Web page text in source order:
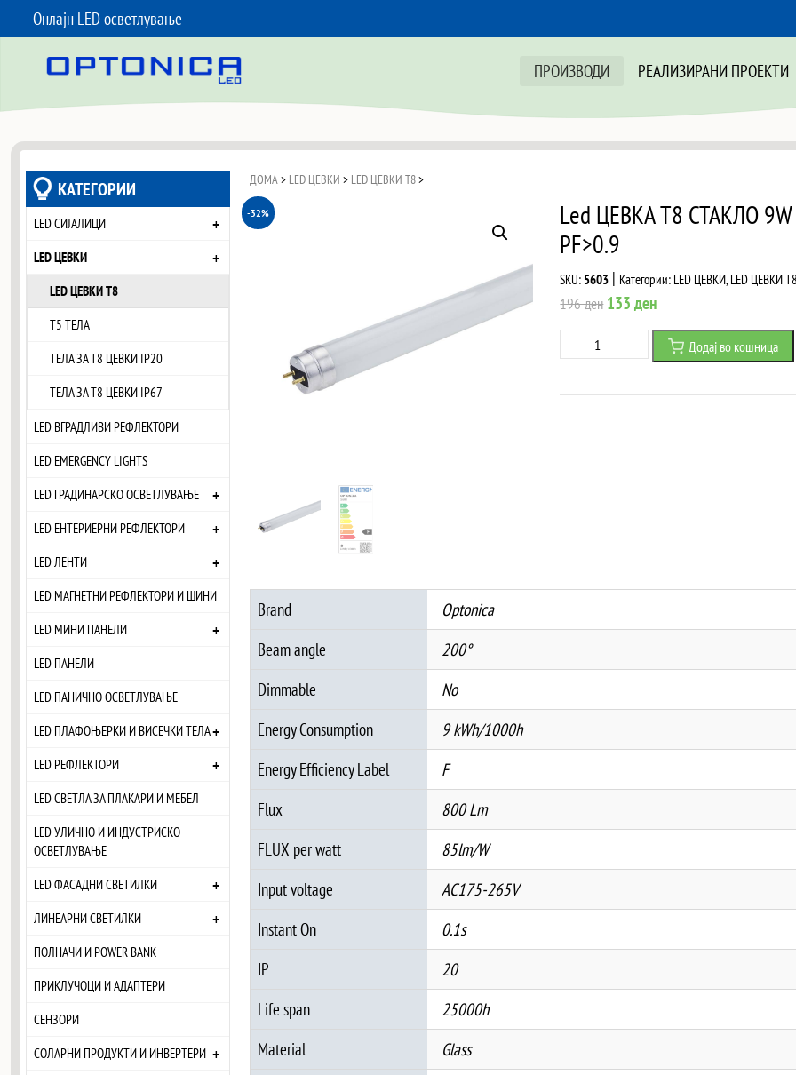
Онлајн LED осветлување
ПРОИЗВОДИ
РЕАЛИЗИРАНИ ПРОЕКТИ
КАТЕГОРИИ
LED СИЈАЛИЦИ +
LED ЦЕВКИ
LED ЦЕВКИ T8
T5 ТЕЛА
ТЕЛА ЗА Т8 ЦЕВКИ IP20
ТЕЛА ЗА Т8 ЦЕВКИ IP67
+
LED ВГРАДЛИВИ РЕФЛЕКТОРИ
LED EMERGENCY LIGHTS
LED ГРАДИНАРСКО ОСВЕТЛУВАЊЕ
+
LED ЕНТЕРИЕРНИ РЕФЛЕКТОРИ +
LED ЛЕНТИ +
LED МАГНЕТНИ РЕФЛЕКТОРИ И ШИНИ
LED МИНИ ПАНЕЛИ
+
LED ПАНЕЛИ
LED ПАНИЧНО ОСВЕТЛУВАЊЕ
LED ПЛАФОЊЕРКИ И ВИСЕЧКИ ТЕЛА+
LED РЕФЛЕКТОРИ +
LED СВЕТЛА ЗА ПЛАКАРИ И МЕБЕЛ
LED УЛИЧНО И ИНДУСТРИСКО
ОСВЕТЛУВАЊЕ
LED ФАСАДНИ СВЕТИЛКИ
+
ЛИНЕАРНИ СВЕТИЛКИ +
ПОЛНАЧИ И POWER BANK
ПРИКЛУЧОЦИ И АДАПТЕРИ
СЕНЗОРИ
СОЛАРНИ ПРОДУКТИ И ИНВЕРТЕРИ +
ДОМА > LED ЦЕВКИ > LED ЦЕВКИ T8>
-32%
Led ЦЕВКА T8 СТАКЛО
PF>0.9
SKU: 5603 | Категории: LED ЦЕВКИ,LED ЦЕВКИ T8
196ден Original
price
133денCurrent
price
ЦЕВКА
T8
Ra>80
Додај во кошница
Brand
Optonica
Beam angle
200°
Dimmable
No
Energy Consumption
9 kWh/1000h
Energy Efficiency Label
F
Flux
800 Lm
FLUX per watt
85lm/W
Input voltage
AC175-265V
Instant On
0.1s
IP
20
Life span
25000h
Material
Glass